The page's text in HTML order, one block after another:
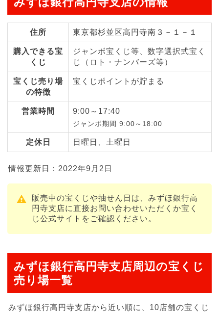
住所 東京都杉並区高円寺南３－１－１
購入できる宝
くじ
ジャンボ宝くじ等、数字選択式宝く
じ（ロト・ナンバーズ等）
宝くじ売り場
の特徴
宝くじポイントが貯まる
営業時間 9:00～17:40
ジャンボ期間 9:00～18:00
定休日 日曜日、土曜日
情報更新日：2022年9月2日
販売中の宝くじや抽せん日は、みずほ銀行高
円寺支店に直接お問い合わせいただくか宝く
じ公式サイトをご確認ください。
みずほ銀行高円寺支店周辺の宝くじ
売り場一覧
みずほ銀行高円寺支店から近い順に、10店舗の宝くじ